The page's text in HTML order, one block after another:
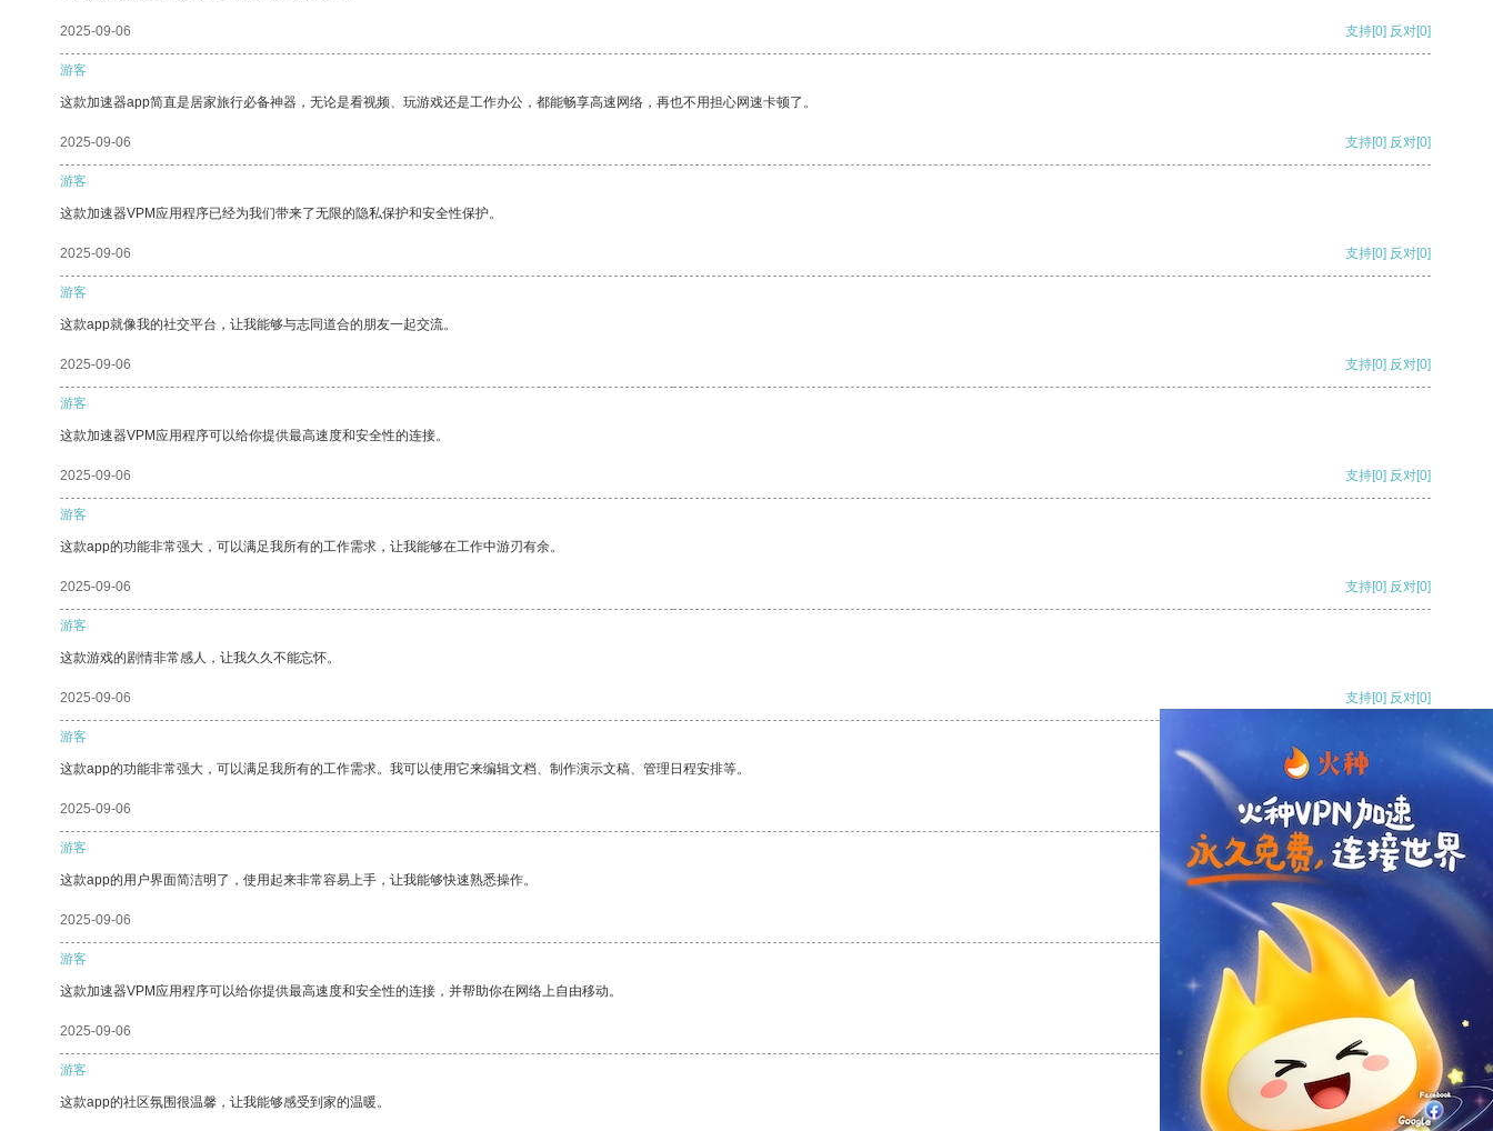
2025-09-06 支持[0] 反对[0]
游客
这款加速器app简直是居家旅行必备神器，无论是看视频、玩游戏还是工作办公，都能畅享高速网络，再也不用担心网速卡顿了。
2025-09-06 支持[0] 反对[0]
游客
这款加速器VPM应用程序已经为我们带来了无限的隐私保护和安全性保护。
2025-09-06 支持[0] 反对[0]
游客
这款app就像我的社交平台，让我能够与志同道合的朋友一起交流。
2025-09-06 支持[0] 反对[0]
游客
这款加速器VPM应用程序可以给你提供最高速度和安全性的连接。
2025-09-06 支持[0] 反对[0]
游客
这款app的功能非常强大，可以满足我所有的工作需求，让我能够在工作中游刃有余。
2025-09-06 支持[0] 反对[0]
游客
这款游戏的剧情非常感人，让我久久不能忘怀。
2025-09-06 支持[0] 反对[0]
游客
这款app的功能非常强大，可以满足我所有的工作需求。我可以使用它来编辑文档、制作演示文稿、管理日程安排等。
2025-09-06 支持[0] 反对
游客
这款app的用户界面简洁明了，使用起来非常容易上手，让我能够快速熟悉操作。
2025-09-06 支持
游客
这款加速器VPM应用程序可以给你提供最高速度和安全性的连接，并帮助你在网络上自由移动。
2025-09-06 反对 [0]
游客
这款app的社区氛围很温馨，让我能够感受到家的温暖。